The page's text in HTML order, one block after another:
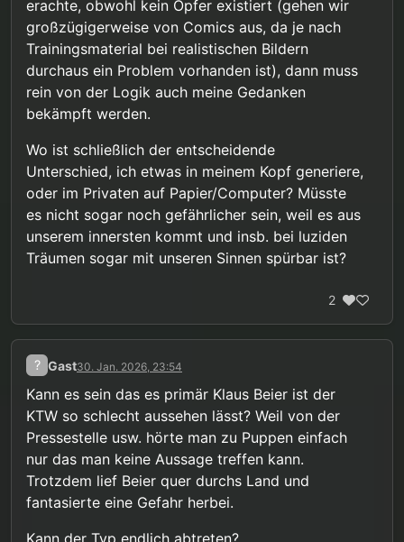
gefährdenden sexuellen Fantasien“, es soll auf die
„mögliche Stärkung einer vorhandenen sexuellen
Ansprechbarkeit für Erwachsene“ hingearbeitet
werden, und bestimmte Fantasien mit Kindern
(insbesondere inzestuöse Fantasien) gelten immer
wieder als „gewichtiger Risikofaktor“ für sexuellen
Missbrauch. Als wirklich gut oder wenigstens
nicht befunden.
erachte, obwohl kein Opfer existiert (gehen wir
großzügigerweise von Comics aus, da je nach
Trainingsmaterial bei realistischen Bildern
durchaus ein Problem vorhanden ist), dann muss
rein von der Logik auch meine Gedanken
bekämpft werden.
Wo ist schließlich der entscheidende
Unterschied, ich etwas in meinem Kopf generiere,
oder im Privaten auf Papier/Computer? Müsste
es nicht sogar noch gefährlicher sein, weil es aus
unserem innersten kommt und insb. bei luziden
Träumen sogar mit unseren Sinnen spürbar ist?
2
? Gast30. Jan. 2026, 23:54
Kann es sein das es primär Klaus Beier ist der
KTW so schlecht aussehen lässt? Weil von der
Pressestelle usw. hörte man zu Puppen einfach
nur das man keine Aussage treffen kann.
Trotzdem lief Beier quer durchs Land und
fantasierte eine Gefahr herbei.